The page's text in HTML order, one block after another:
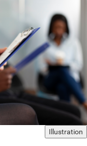
Illustration